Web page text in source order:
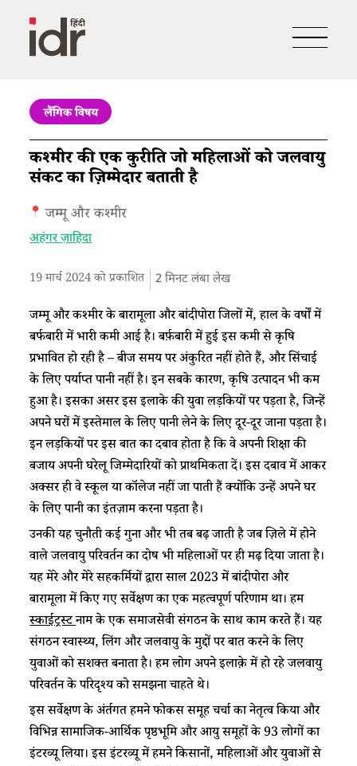
लैंगिक विषय
कश्मीर की एक कुरीति जो महिलाओं को जलवायु
संकट का ज़िम्मेदार बताती है
जम्मू और कश्मीर
अहंगर ज़ाहिदा
19 मार्च 2024 को प्रकाशित 2मिनट लंबा लेख
जम्मू और कश्मीर के बारामूला और बांदीपोरा जिलों में, हाल के वर्षों में
बर्फबारी में भारी कमी आई है। बर्फ़बारी में हुई इस कमी से कृषि
प्रभावित हो रही है – बीज समय पर अंकुरित नहीं होते हैं, और सिंचाई
के लिए पर्याप्त पानी नहीं है। इन सबके कारण, कृषि उत्पादन भी कम
हुआ है। इसका असर इस इलाके की युवा लड़कियों पर पड़ता है, जिन्हें
अपने घरों में इस्तेमाल के लिए पानी लेने के लिए दूर-दूर जाना पड़ता है।
इन लड़कियों पर इस बात का दबाव होता है कि वे अपनी शिक्षा की
बजाय अपनी घरेलू जिम्मेदारियों को प्राथमिकता दें। इस दबाव में आकर
अक्सर ही वे स्कूल या कॉलेज नहीं जा पाती हैं क्योंकि उन्हें अपने घर
के लिए पानी का इंतज़ाम करना पड़ता है।
उनकी यह चुनौती कई गुना और भी तब बढ़ जाती है जब ज़िले में होने
वाले जलवायु परिवर्तन का दोष भी महिलाओं पर ही मढ़ दिया जाता है।
यह मेरे और मेरे सहकर्मियों द्वारा साल 2023 में बांदीपोरा और
बारामूला में किए गए सर्वेक्षण का एक महत्वपूर्ण परिणाम था। हम
स्काईट्रस्टनाम के एक समाजसेवी संगठन के साथ काम करते हैं। यह
संगठन स्वास्थ्य, लिंग और जलवायु के मुद्दों पर बात करने के लिए
युवाओं को सशक्त बनाता है। हम लोग अपने इलाक़े में हो रहे जलवायु
परिवर्तन के परिदृश्य को समझना चाहते थे।
इस सर्वेक्षण के अंर्तगत हमने फोकस समूह चर्चा का नेतृत्व किया और
विभिन्न सामाजिक-आर्थिक पृष्ठभूमि और आयु समूहों के 93 लोगों का
इंटरव्यू लिया। इस इंटरव्यू में हमने किसानों, महिलाओं और युवाओं से